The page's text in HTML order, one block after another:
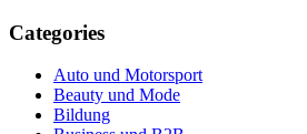
Categories
Auto und Motorsport
Beauty und Mode
Bildung